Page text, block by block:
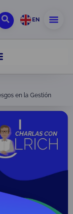
EN
en la Gestión